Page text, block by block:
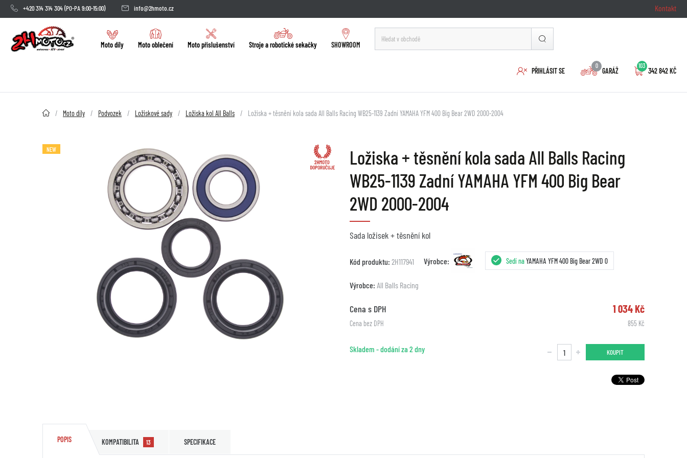
+420 314 314 304(PO-PA 9:00-15:00) info@2hmoto.cz Kontakt
Moto díly Moto oblečení Moto příslušenství Stroje a robotické sekačky SHOWROOM
PŘIHLÁSIT SE
0
GARÁŽ
103
342 842 KČ
2HMOTO.cz Moto díly Podvozek Ložiskové sady Ložiska kol All Balls Ložiska + těsnění kola sada All Balls Racing WB25-1139 Zadní YAMAHA YFM 400 Big Bear 2WD 2000-2004
NEW
Ložiska + těsnění kola sada All Balls Racing
WB25-1139 Zadní YAMAHA YFM 400 Big Bear
2WD 2000-2004
Sada ložisek + těsnění kol
Kód produktu: 2H117941 Výrobce: Sedí naYAMAHA YFM 400 Big Bear 2WD 0
Výrobce: All Balls Racing
Cena s DPH 1 034 Kč
Cena bez DPH 855 Kč
Skladem - dodání za 2 dny KOUPIT
POPIS KOMPATIBILITA 13 SPECIFIKACE